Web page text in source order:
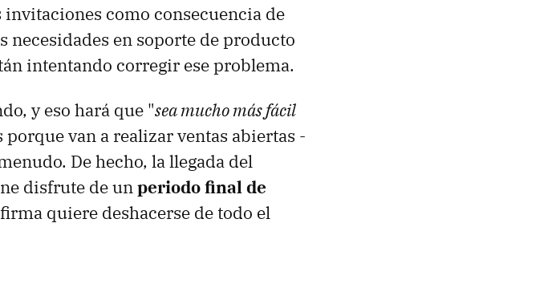
como consecuencia de
necesidades en soporte de producto
intentando corregir ese problema.
y eso hará que "sea mucho más fácil
porque van a realizar ventas abiertas -
De hecho, la llegada del
disfrute de unperiodo final de
quiere deshacerse de todo el